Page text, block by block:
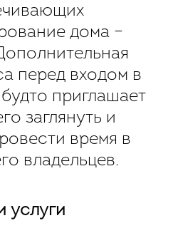
дома –
перед входом в
приглашает
заглянуть и
время в
владельцев.
услуги